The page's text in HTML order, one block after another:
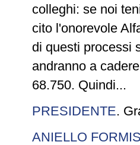
colleghi: se noi
cito l'onorevole
di questi processi
andranno a
68.750. Quindi...
PRESIDENTE.
ANIELLO